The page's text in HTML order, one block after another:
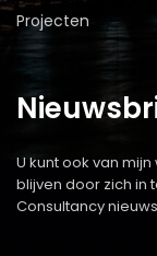
Projecten
U kunt ook van
blijven door zich in
Consultancy